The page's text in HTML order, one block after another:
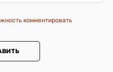
комментировать